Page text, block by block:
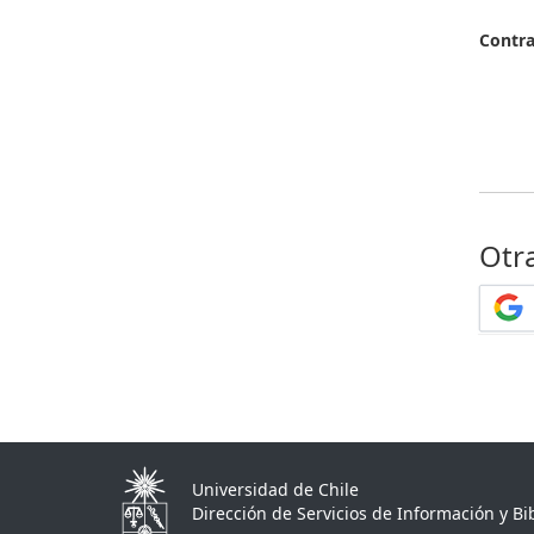
Universidad de Chile
Dirección de Servicios de Información y